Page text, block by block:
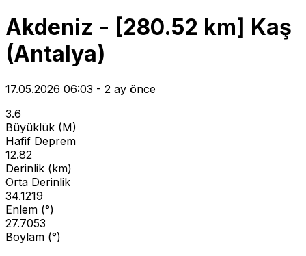
Akdeniz - [280.52 km] Kaş
(Antalya)
17.05.2026 06:03 - 2 ay önce
3.6
Büyüklük (M)
Hafif Deprem
12.82
Derinlik (km)
Orta Derinlik
34.1219
Enlem (°)
27.7053
Boylam (°)